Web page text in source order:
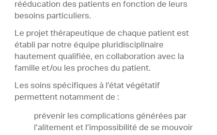
rééducation des patients en fonction de leurs
besoins particuliers.
Le projet thérapeutique de chaque patient est
établi par notre équipe pluridisciplinaire
hautement qualifiée, en collaboration avec la
famille et/ou les proches du patient.
Les soins spécifiques à l’état végétatif
permettent notamment de :
prévenir les complications générées par
l’alitement et l’impossibilité de se mouvoir